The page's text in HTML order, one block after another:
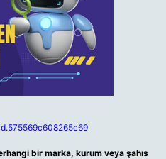
bir marka, kurum veya şahıs